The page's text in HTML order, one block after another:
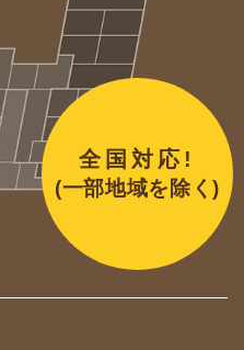
全国対応!
(一部地域を除く)